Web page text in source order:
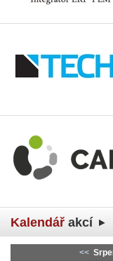
Kalendář akcí
<<